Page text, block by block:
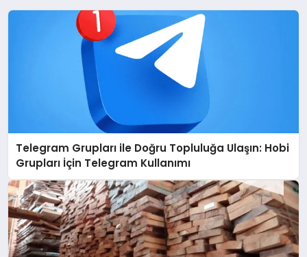
Telegram Grupları ile Doğru Topluluğa Ulaşın: Hobi
Grupları İçin Telegram Kullanımı